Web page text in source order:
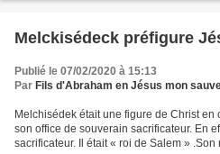
Melckisédeck préfigure
Publié le 07/02/2020 à 15:13
Par Fils d'Abraham en Jésus mon
Melchisédek était une figure de Christ en
son office de souverain sacrificateur. En
sacrificateur. Il était « roi de Salem »